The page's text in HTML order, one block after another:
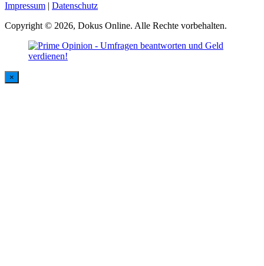
Impressum | Datenschutz
Copyright © 2026, Dokus Online. Alle Rechte vorbehalten.
×